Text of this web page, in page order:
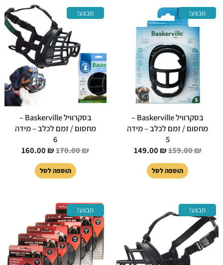
מבצע!
בסקרוויל Baskerville –
מחסום / זמם לכלב – מידה
5
159.00₪
המחיר
המקורי
היה:
159.00 ₪.
149.00 ₪
הוספה לסל
מבצע!
בסקרוויל Baskerville –
מחסום / זמם לכלב – מידה
6
170.00₪
המחיר
המקורי
היה:
170.00 ₪.
160.00 ₪
המחיר
הנוכחי
הוא:
₪.
הוספה לסל
מבצע!
המקורי
היה:
150.00 ₪.
מבצע!
המקורי
היה:
89.00 ₪.
85.00 ₪.